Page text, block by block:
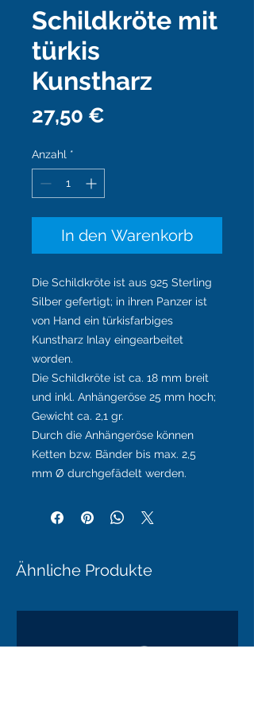
Schildkröte mit
türkis
Kunstharz
27,50 €
Anzahl *
In den Warenkorb
Die Schildkröte ist aus 925 Sterling
Silber gefertigt; in ihren Panzer ist
von Hand ein türkisfarbiges
Kunstharz Inlay eingearbeitet
worden.
Die Schildkröte ist ca. 18 mm breit
und inkl. Anhängeröse 25 mm hoch;
Gewicht ca. 2,1 gr.
Durch die Anhängeröse können
Ketten bzw. Bänder bis max. 2,5
mm Ø durchgefädelt werden.
Ähnliche Produkte